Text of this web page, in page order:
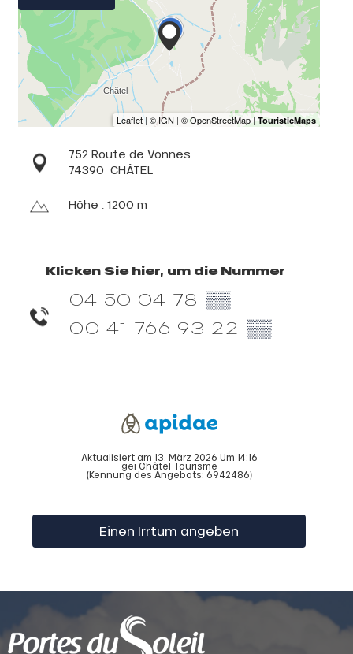
752 Route de Vonnes
74390 CHÂTEL
Höhe : 1200 m
Klicken Sie hier, um die Nummer
04 50 04 78 ▒▒
00 41 766 93 22 ▒▒
Aktualisiert am 13. März 2026 Um 14:16
gei Châtel Tourisme
(Kennung des Angebots: 6942486)
Einen Irrtum angeben